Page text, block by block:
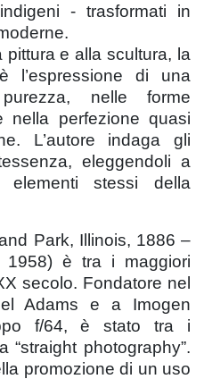
- trasformati in
e alla scultura, la
l’espressione di una
nelle forme
nella perfezione quasi
L’autore indaga gli
eleggendoli a
elementi stessi della
Park, Illinois, 1886 –
1958) è tra i maggiori
secolo. Fondatore nel
Adams e a Imogen
f/64, è stato tra i
“straight photography”.
promozione di un uso